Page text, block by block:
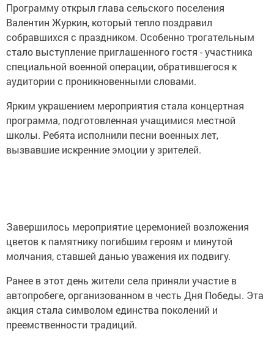
Программу открыл глава сельского поселения
Валентин Журкин, который тепло поздравил
собравшихся с праздником. Особенно трогательным
стало выступление приглашенного гостя - участника
специальной военной операции, обратившегося к
аудитории с проникновенными словами.
Ярким украшением мероприятия стала концертная
программа, подготовленная учащимися местной
школы. Ребята исполнили песни военных лет,
вызвавшие искренние эмоции у зрителей.
Завершилось мероприятие церемонией возложения
цветов к памятнику погибшим героям и минутой
молчания, ставшей данью уважения их подвигу.
Ранее в этот день жители села приняли участие в
автопробеге, организованном в честь Дня Победы. Эта
акция стала символом единства поколений и
преемственности традиций.